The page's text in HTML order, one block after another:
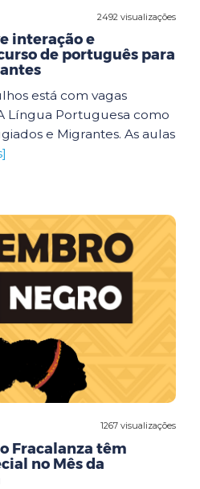
2492 visualizações
interação e
de português para
está com vagas
Língua Portuguesa como
e Migrantes. As aulas
1267 visualizações
Fracalanza têm
no Mês da